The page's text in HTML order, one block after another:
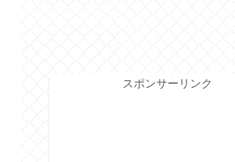
スポンサーリンク